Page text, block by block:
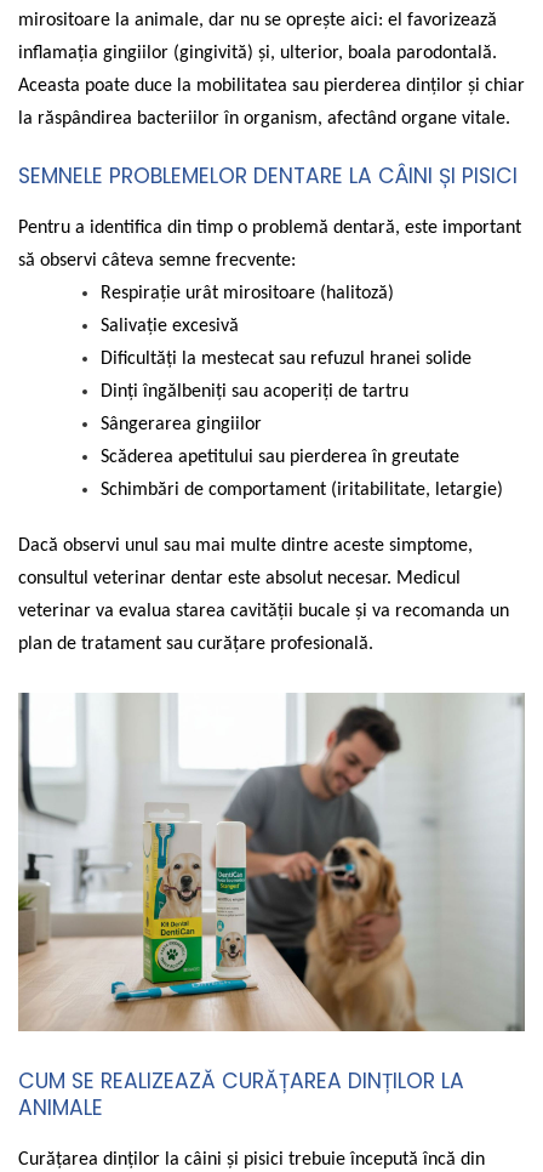
Hrănire
mirositoare la animale, dar nu se oprește aici: el favorizează
inflamația gingiilor (gingivită) și, ulterior, boala parodontală.
Aceasta poate duce la mobilitatea sau pierderea dinților și chiar
la răspândirea bacteriilor în organism, afectând organe vitale.
SEMNELE PROBLEMELOR DENTARE LA CÂINI ȘI PISICI
Pentru a identifica din timp o problemă dentară, este important
să observi câteva semne frecvente:
Respirație urât mirositoare (halitoză)
Salivație excesivă
Dificultăți la mestecat sau refuzul hranei solide
Dinți îngălbeniți sau acoperiți de tartru
Sângerarea gingiilor
Scăderea apetitului sau pierderea în greutate
Schimbări de comportament (iritabilitate, letargie)
Dacă observi unul sau mai multe dintre aceste simptome,
consultul veterinar dentar este absolut necesar. Medicul
veterinar va evalua starea cavității bucale și va recomanda un
plan de tratament sau curățare profesională.
CUM SE REALIZEAZĂ CURĂȚAREA DINȚILOR LA
ANIMALE
Curățarea dinților la câini și pisici trebuie începută încă din